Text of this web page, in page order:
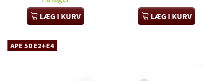
LÆG I KURV
LÆG I KURV
APE 50 E2+E4